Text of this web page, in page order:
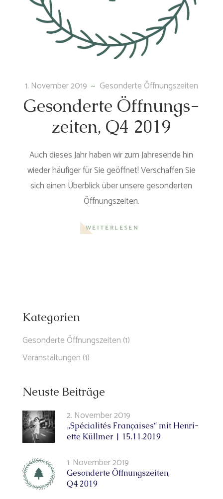
1. November 2019 Gesonderte Öffnungszeiten
Geson­der­te Öff­nungs­
zei­ten, Q4 2019
Auch dieses Jahr haben wir zum Jahresende hin
wieder häufiger für Sie geöffnet! Verschaffen Sie
sich einen Überblick über unsere gesonderten
Öffnungszeiten.
WEITERLESEN
Kate­go­rien
Gesonderte Öffnungszeiten (1)
Veranstaltungen (1)
Neuste Beiträge
2. November 2019
„Spé­cia­li­tés Fran­çai­ses“ mit Hen­ri­
et­te Küll­mer | 15.11.2019
1. November 2019
Geson­der­te Öff­nungs­zei­ten,
Q4 2019